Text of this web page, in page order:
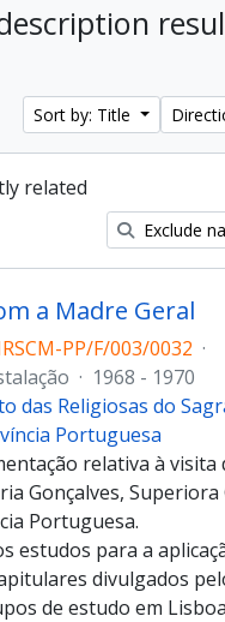
Sort by: Title
related
Exclude
a Madre Geral
PP/F/003/0032 ·
· 1968 - 1970
das Religiosas do
Portuguesa
relativa à visita
Gonçalves, Superiora
Portuguesa.
estudos para a
divulgados
de estudo em